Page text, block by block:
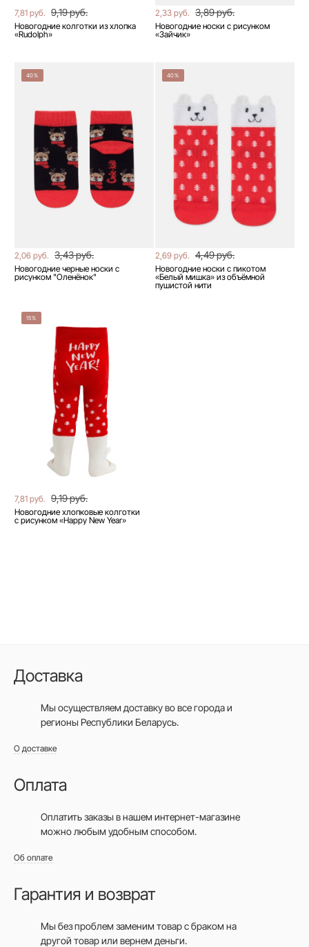
7,81 руб. 9,19 руб.
Новогодние колготки из хлопка
«Rudolph»
2,33 руб. 3,89 руб.
Новогодние носки с рисунком
«Зайчик»
40%
2,06 руб. 3,43 руб.
Новогодние черные носки с
рисунком "Оленёнок"
40%
2,69 руб. 4,49 руб.
Новогодние носки с пикотом
«Белый мишка» из объёмной
пушистой нити
15%
7,81 руб. 9,19 руб.
Новогодние хлопковые колготки
с рисунком «Happy New Year»
Доставка
Мы осуществляем доставку во все городаи
регионы Республики Беларусь.
О доставке
Оплата
Оплатить заказы в нашем интернет-магазине
можно любым удобным способом.
Об оплате
Гарантия и возврат
Мы без проблем заменим товар с браком на
другой товар или вернем деньги.